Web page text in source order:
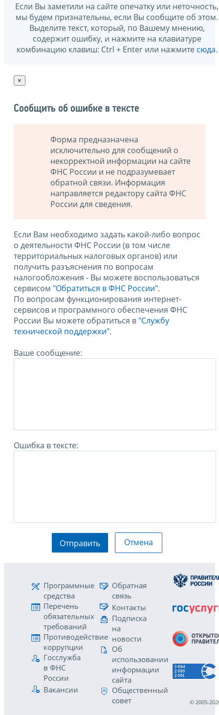
Если Вы заметили на сайте опечатку или неточность,
мы будем признательны, если Вы сообщите об этом.
Выделите текст, который, по Вашему мнению,
содержит ошибку, и нажмите на клавиатуре
комбинацию клавиш: Ctrl + Enter или нажмите сюда.
×
Сообщить об ошибке в тексте
Форма предназначена
исключительно для сообщений о
некорректной информации на сайте
ФНС России и не подразумевает
обратной связи. Информация
направляется редактору сайта ФНС
России для сведения.
Если Вам необходимо задать какой-либо вопрос
о деятельности ФНС России (в том числе
территориальных налоговых органов) или
получить разъяснения по вопросам
налогообложения - Вы можете воспользоваться
сервисом "Обратиться в ФНС России".
По вопросам функционирования интернет-
сервисов и программного обеспечения ФНС
России Вы можете обратиться в "Службу
технической поддержки".
Ваше сообщение:
Ошибка в тексте:
Отправить Отмена
Программные
средства
Перечень
обязательных
требований
Противодействие
коррупции
Госслужба
в ФНС
России
Вакансии
Обратная
связь
Контакты
Подписка
на
новости
Об
использовании
информации
сайта
Общественный
совет
© 2005-